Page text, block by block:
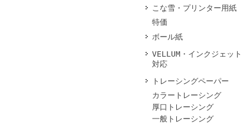
こな雪・プリンター用紙
特価
ボール紙
VELLUM・インクジェット
対応
トレーシングペーパー
カラートレーシング
厚口トレーシング
一般トレーシング